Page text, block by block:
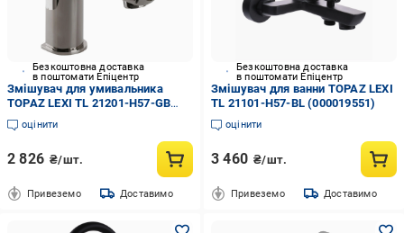
Безкоштовна доставка
в поштомати Епіцентр
Змішувач для умивальника
TOPAZ LEXI TL 21201-H57-GB
(000019549)
оцінити
2 826 ₴/шт.
Привеземо Доставимо
Безкоштовна доставка
в поштомати Епіцентр
Змішувач для ванни TOPAZ LEXI
TL 21101-H57-BL (000019551)
оцінити
3 460 ₴/шт.
Привеземо Доставимо